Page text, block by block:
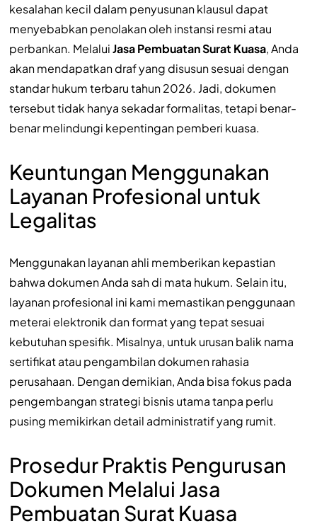
kesalahan kecil dalam penyusunan klausul dapat
menyebabkan penolakan oleh instansi resmi atau
perbankan. MelaluiJasa Pembuatan Surat Kuasa, Anda
akan mendapatkan draf yang disusun sesuai dengan
standar hukum terbaru tahun 2026. Jadi, dokumen
tersebut tidak hanya sekadar formalitas, tetapi benar-
benar melindungi kepentingan pemberi kuasa.
Keuntungan Menggunakan
Layanan Profesional untuk
Legalitas
Menggunakan layanan ahli memberikan kepastian
bahwa dokumen Anda sah di mata hukum. Selain itu,
layanan profesional ini kami memastikan penggunaan
meterai elektronik dan format yang tepat sesuai
kebutuhan spesifik. Misalnya, untuk urusan balik nama
sertifikat atau pengambilan dokumen rahasia
perusahaan. Dengan demikian, Anda bisa fokus pada
pengembangan strategi bisnis utama tanpa perlu
pusing memikirkan detail administratif yang rumit.
Prosedur Praktis Pengurusan
Dokumen Melalui Jasa
Pembuatan Surat Kuasa